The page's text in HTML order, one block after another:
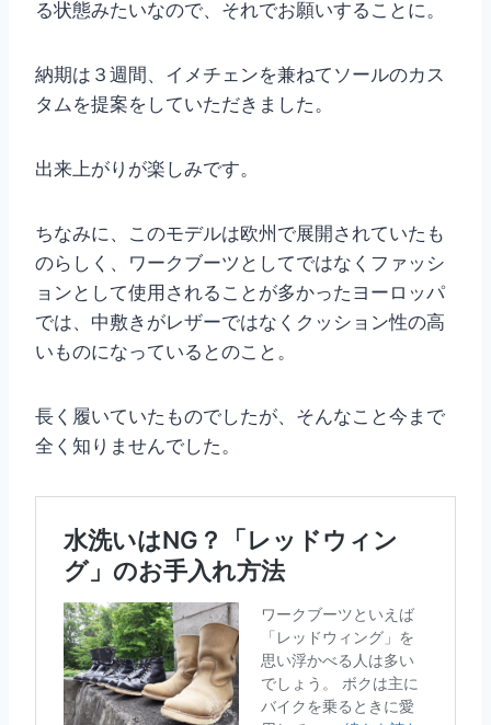
る状態みたいなので、それでお願いすることに。
納期は３週間、イメチェンを兼ねてソールのカス
タムを提案をしていただきました。
出来上がりが楽しみです。
ちなみに、このモデルは欧州で展開されていたも
のらしく、ワークブーツとしてではなくファッシ
ョンとして使用されることが多かったヨーロッパ
では、中敷きがレザーではなくクッション性の高
いものになっているとのこと。
長く履いていたものでしたが、そんなこと今まで
全く知りませんでした。